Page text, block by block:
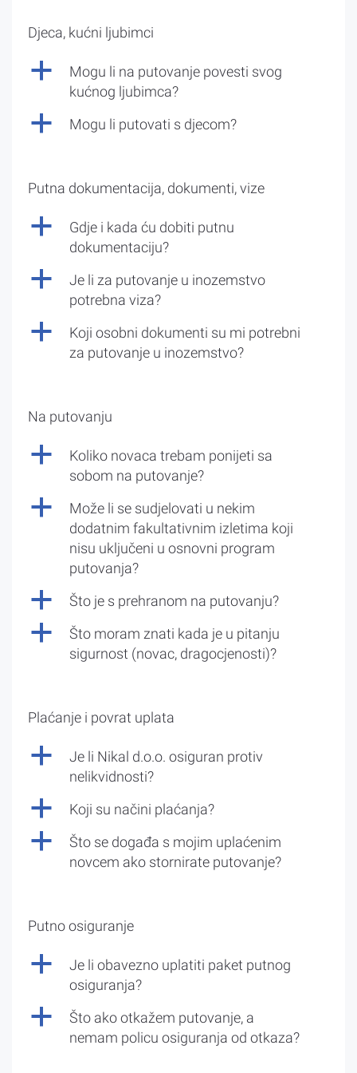
Djeca, kućni ljubimci
a
Mogu li na putovanje povesti svog
kućnog ljubimca?
a Mogu li putovati s djecom?
Putna dokumentacija, dokumenti, vize
a
Gdje i kada ću dobiti putnu
dokumentaciju?
a
Je li za putovanje u inozemstvo
potrebna viza?
a
Koji osobni dokumenti su mi potrebni
za putovanje u inozemstvo?
Na putovanju
a
Koliko novaca trebam ponijeti sa
sobom na putovanje?
a
Može li se sudjelovati u nekim
dodatnim fakultativnim izletima koji
nisu uključeni u osnovni program
putovanja?
a Što je s prehranom na putovanju?
a
Što moram znati kada je u pitanju
sigurnost (novac, dragocjenosti)?
Plaćanje i povrat uplata
a
Je li Nikal d.o.o. osiguran protiv
nelikvidnosti?
a Koji su načini plaćanja?
a
Što se događa s mojim uplaćenim
novcem ako stornirate putovanje?
Putno osiguranje
a
Je li obavezno uplatiti paket putnog
osiguranja?
a
Što ako otkažem putovanje, a
nemam policu osiguranja od otkaza?